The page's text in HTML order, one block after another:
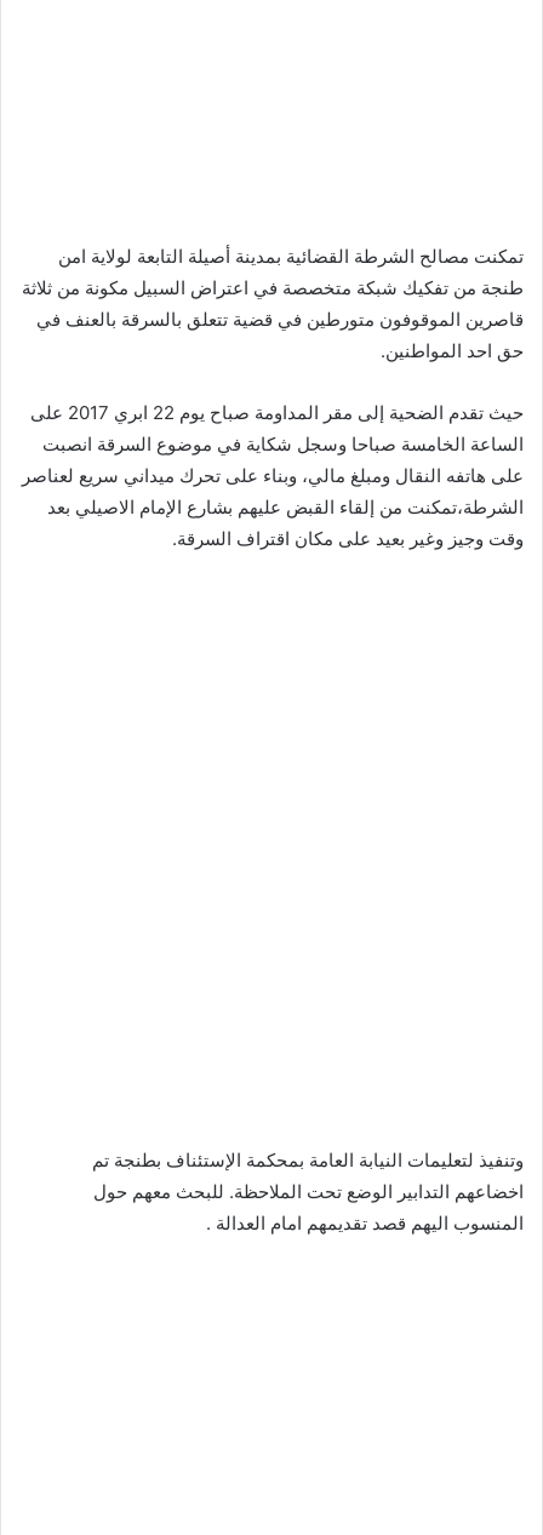
تمكنت مصالح الشرطة القضائية بمدينة أصيلة التابعة لولاية امن
طنجة من تفكيك شبكة متخصصة في اعتراض السبيل مكونة من ثلاثة
قاصرين الموقوفون متورطين في قضية تتعلق بالسرقة بالعنف في
حق احد المواطنين.
حيث تقدم الضحية إلى مقر المداومة صباح يوم 22 ابري 2017 على
الساعة الخامسة صباحا وسجل شكاية في موضوع السرقة انصبت
على هاتفه النقال ومبلغ مالي، وبناء على تحرك ميداني سريع لعناصر
الشرطة،تمكنت من إلقاء القبض عليهم بشارع الإمام الاصيلي بعد
وقت وجيز وغير بعيد على مكان اقتراف السرقة.
وتنفيذ لتعليمات النيابة العامة بمحكمة الإستئناف بطنجة تم
اخضاعهم التدابير الوضع تحت الملاحظة. للبحث معهم حول
المنسوب اليهم قصد تقديمهم امام العدالة .